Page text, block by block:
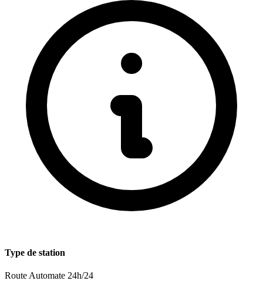
Type de station
Route Automate 24h/24